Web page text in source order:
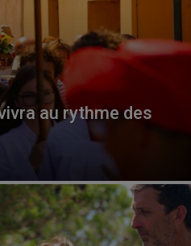
au rythme des